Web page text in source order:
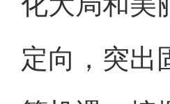
定向，突出